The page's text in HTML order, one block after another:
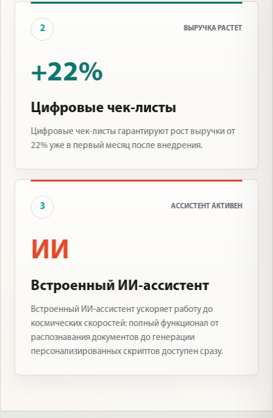
2 ВЫРУЧКА РАСТЕТ
+22%
Цифровые чек-листы
Цифровые чек-листы гарантируют рост выручки от
22% уже в первый месяц после внедрения.
3 АССИСТЕНТ АКТИВЕН
ИИ
Встроенный ИИ-ассистент
Встроенный ИИ-ассистент ускоряет работу до
космических скоростей: полный функционал от
распознавания документов до генерации
персонализированных скриптов доступен сразу.